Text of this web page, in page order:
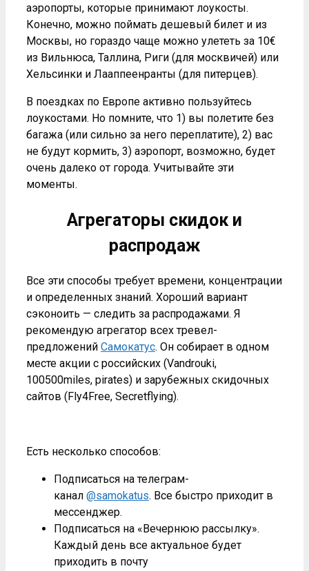
аэропорты, которые принимают лоукосты.
Конечно, можно поймать дешевый билет и из
Москвы, но гораздо чаще можно улететь за 10€
из Вильнюса, Таллина, Риги (для москвичей) или
Хельсинки и Лааппеенранты (для питерцев).
В поездках по Европе активно пользуйтесь
лоукостами. Но помните, что 1) вы полетите без
багажа (или сильно за него переплатите), 2) вас
не будут кормить, 3) аэропорт, возможно, будет
очень далеко от города. Учитывайте эти
моменты.
Агрегаторы скидок и
распродаж
Все эти способы требует времени, концентрации
и определенных знаний. Хороший вариант
сэконоить — следить за распродажами. Я
рекомендую агрегатор всех тревел-
предложений Самокатус. Он собирает в одном
месте акции с российских (Vandrouki,
100500miles, pirates) и зарубежных скидочных
сайтов (Fly4Free, Secretflying).
Есть несколько способов:
Подписаться на телеграм-
канал @samokatus. Все быстро приходит в
мессенджер.
Подписаться на «Вечернюю рассылку».
Каждый день все актуальное будет
приходить в почту